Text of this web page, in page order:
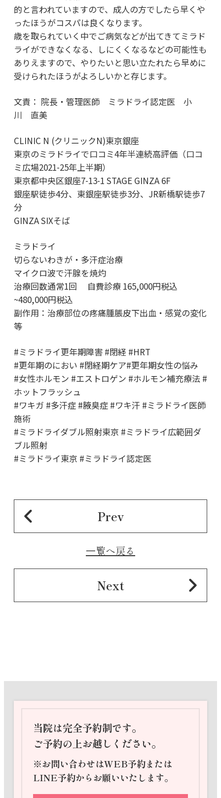
的と言われていますので、成人の方でしたら早くや
ったほうがコスパは良くなります。
歳を取られていく中でご病気などが出てきてミラド
ライができなくなる、しにくくなるなどの可能性も
ありえますので、やりたいと思い立たれたら早めに
受けられたほうがよろしいかと存じます。
文責： 院長・管理医師 ミラドライ認定医 小
川 直美
CLINIC N (クリニックN)東京銀座
東京のミラドライで口コミ4年半連続高評価（口コ
ミ広場2021-25年上半期）
東京都中央区銀座7-13-1 STAGE GINZA 6F
銀座駅徒歩4分、東銀座駅徒歩3分、JR新橋駅徒歩7
分
GINZA SIXそば
ミラドライ
切らないわきが・多汗症治療
マイクロ波で汗腺を焼灼
治療回数通常1回 自費診療 165,000円税込
~480,000円税込
副作用：治療部位の疼痛腫脹皮下出血・感覚の変化
等
#ミラドライ更年期障害 #閉経 #HRT
#更年期のにおい #閉経期ケア#更年期女性の悩み
#女性ホルモン #エストロゲン #ホルモン補充療法 #
ホットフラッシュ
#ワキガ #多汗症 #腋臭症 #ワキ汗 #ミラドライ医師
施術
#ミラドライダブル照射東京 #ミラドライ広範囲ダ
ブル照射
#ミラドライ東京 #ミラドライ認定医
Prev
⼀覧へ戻る
Next
当院は完全予約制です。
ご予約の上お越しください。
※お問い合わせはWEB予約または
LINE予約からお願いいたします。